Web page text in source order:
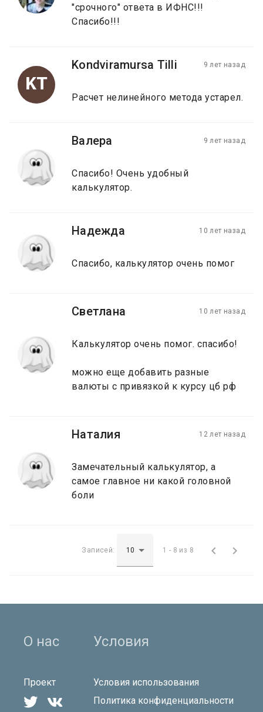
"срочного" ответа в ИФНС!!!
Спасибо!!!
KT
Kondviramursa Tilli 9 лет назад
Расчет нелинейного метода устарел.
Валера 9 лет назад
Спасибо! Очень удобный
калькулятор.
Надежда 10 лет назад
Спасибо, калькулятор очень помог
Светлана 10 лет назад
Калькулятор очень помог. спасибо!
можно еще добавить разные
валюты с привязкой к курсу цб рф
Наталия 12 лет назад
Замечательный калькулятор, а
самое главное ни какой головной
боли
Записей: 1 - 8 из 8  
О нас
Проект
 
Условия
Условия использования
Политика конфиденциальности